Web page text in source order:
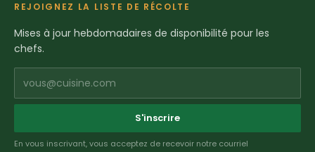
REJOIGNEZ LA LISTE DE RÉCOLTE
Mises à jour hebdomadaires de disponibilité pour les
chefs.
vous@cuisine.com
S'inscrire
En vous inscrivant, vous acceptez de recevoir notre courriel